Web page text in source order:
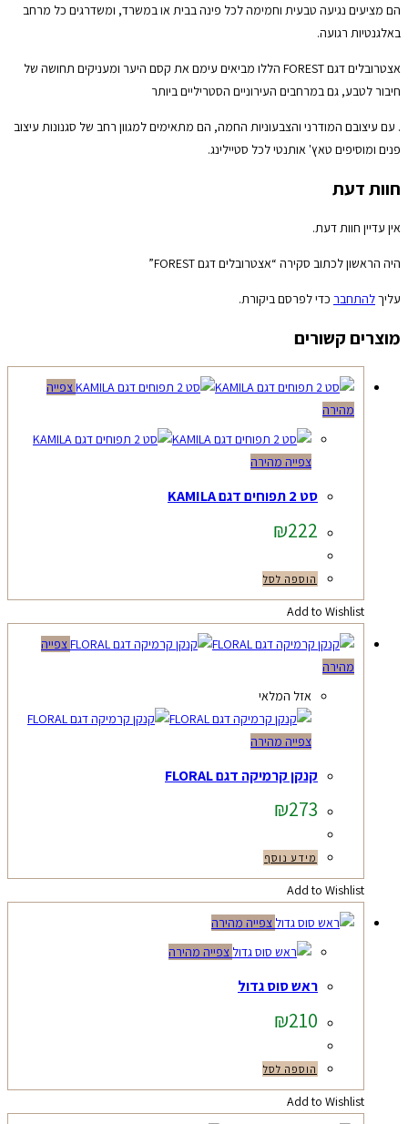
הם מציעים נגיעה טבעית וחמימה לכל פינה בבית או במשרד, ומשדרגים כל מרחב
באלגנטיות רגועה.
אצטרובלים דגם FOREST הללו מביאים עימם את קסם היער ומעניקים תחושה של
חיבור לטבע, גם במרחבים העירוניים הסטריליים ביותר
. עם עיצובם המודרני והצבעוניות החמה, הם מתאימים למגוון רחב של סגנונות עיצוב
פנים ומוסיפים טאץ' אותנטי לכל סטיילינג.
חוות דעת
אין עדיין חוות דעת.
היה הראשון לכתוב סקירה “אצטרובלים דגם FOREST”
עליךלהתחבר כדי לפרסם ביקורת.
מוצרים קשורים
צפייה
מהירה
צפייה מהירה
סט 2 תפוחים דגם KAMILA
₪222
הוספה לסל
Add to Wishlist
צפייה
מהירה
אזל המלאי
צפייה מהירה
קנקן קרמיקה דגם FLORAL
₪273
מידע נוסף
Add to Wishlist
צפייה מהירה
צפייה מהירה
ראש סוס גדול
₪210
הוספה לסל
Add to Wishlist